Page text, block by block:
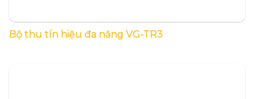
Bộ thu tín hiệu đa năng VG-TR3